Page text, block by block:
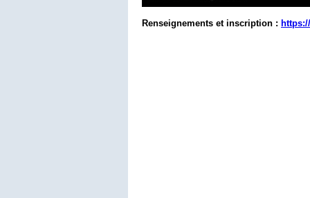
Renseignements et inscription :